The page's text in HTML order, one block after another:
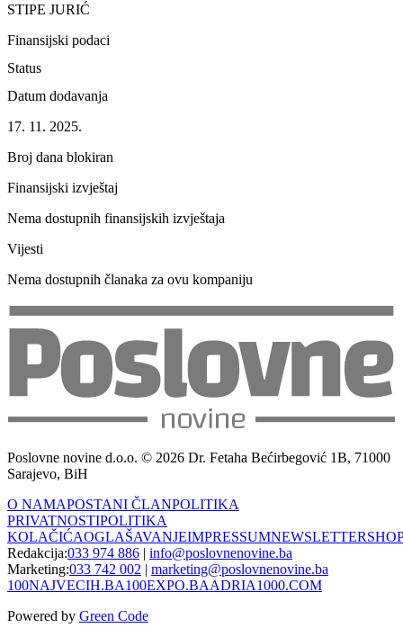
STIPE JURIĆ
Finansijski podaci
Status
Datum dodavanja
17. 11. 2025.
Broj dana blokiran
Finansijski izvještaj
Nema dostupnih finansijskih izvještaja
Vijesti
Nema dostupnih članaka za ovu kompaniju
Poslovne novine d.o.o. © 2026 Dr. Fetaha Bećirbegović 1B, 71000
Sarajevo, BiH
O NAMAPOSTANI ČLANPOLITIKA
PRIVATNOSTIPOLITIKA
KOLAČIĆAOGLAŠAVANJEIMPRESSUMNEWSLETTER
Redakcija:033 974 886 | info@poslovnenovine.ba
Marketing:033 742 002 | marketing@poslovnenovine.ba
100NAJVECIH.BA100EXPO.BAADRIA1000.COM
Powered by Green Code